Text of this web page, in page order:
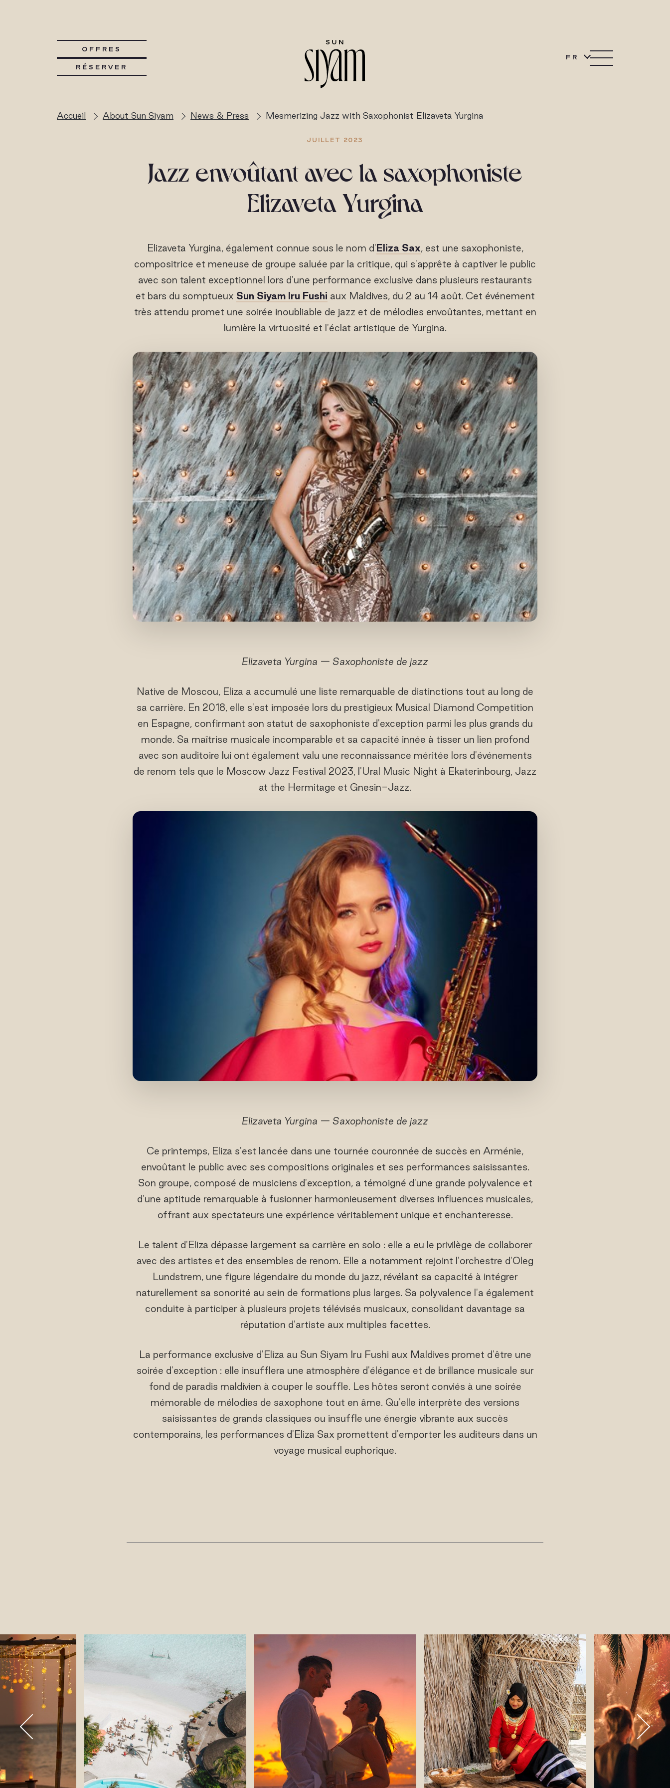
OFFRES
RÉSERVER
FR
Accueil About Sun Siyam News & Press Mesmerizing Jazz with Saxophonist Elizaveta Yurgina
JUILLET 2023
Jazz envoûtant avec la saxophoniste
Elizaveta Yurgina
Elizaveta Yurgina, également connue sous le nom d'Eliza Sax, est une saxophoniste,
compositrice et meneuse de groupe saluée par la critique, qui s'apprête à captiver le public
avec son talent exceptionnel lors d'une performance exclusive dans plusieurs restaurants
et bars du somptueux Sun Siyam Iru Fushi aux Maldives, du 2 au 14 août. Cet événement
très attendu promet une soirée inoubliable de jazz et de mélodies envoûtantes, mettant en
lumière la virtuosité et l'éclat artistique de Yurgina.
Elizaveta Yurgina — Saxophoniste de jazz
Native de Moscou, Eliza a accumulé une liste remarquable de distinctions tout au long de
sa carrière. En 2018, elle s'est imposée lors du prestigieux Musical Diamond Competition
en Espagne, confirmant son statut de saxophoniste d'exception parmi les plus grands du
monde. Sa maîtrise musicale incomparable et sa capacité innée à tisser un lien profond
avec son auditoire lui ont également valu une reconnaissance méritée lors d'événements
de renom tels que le Moscow Jazz Festival 2023, l'Ural Music Night à Ekaterinbourg, Jazz
at the Hermitage et Gnesin-Jazz.
Elizaveta Yurgina — Saxophoniste de jazz
Ce printemps, Eliza s'est lancée dans une tournée couronnée de succès en Arménie,
envoûtant le public avec ses compositions originales et ses performances saisissantes.
Son groupe, composé de musiciens d'exception, a témoigné d'une grande polyvalence et
d'une aptitude remarquable à fusionner harmonieusement diverses influences musicales,
offrant aux spectateurs une expérience véritablement unique et enchanteresse.
Le talent d'Eliza dépasse largement sa carrière en solo : elle a eu le privilège de collaborer
avec des artistes et des ensembles de renom. Elle a notamment rejoint l'orchestre d'Oleg
Lundstrem, une figure légendaire du monde du jazz, révélant sa capacité à intégrer
naturellement sa sonorité au sein de formations plus larges. Sa polyvalence l'a également
conduite à participer à plusieurs projets télévisés musicaux, consolidant davantage sa
réputation d'artiste aux multiples facettes.
La performance exclusive d'Eliza au Sun Siyam Iru Fushi aux Maldives promet d'être une
soirée d'exception : elle insufflera une atmosphère d'élégance et de brillance musicale sur
fond de paradis maldivien à couper le souffle. Les hôtes seront conviés à une soirée
mémorable de mélodies de saxophone tout en âme. Qu'elle interprète des versions
saisissantes de grands classiques ou insuffle une énergie vibrante aux succès
contemporains, les performances d'Eliza Sax promettent d'emporter les auditeurs dans un
voyage musical euphorique.